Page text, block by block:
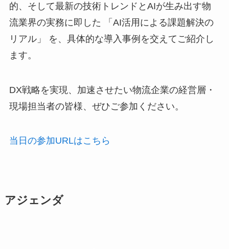
的、そして最新の技術トレンドとAIが生み出す物
流業界の実務に即した 「AI活用による課題解決の
リアル」 を、具体的な導入事例を交えてご紹介し
ます。
DX戦略を実現、加速させたい物流企業の経営層・
現場担当者の皆様、ぜひご参加ください。
当日の参加URLはこちら
アジェンダ